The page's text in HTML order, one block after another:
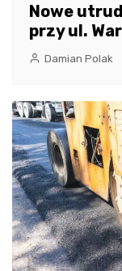
Nowe
przy ul.
Damian Polak